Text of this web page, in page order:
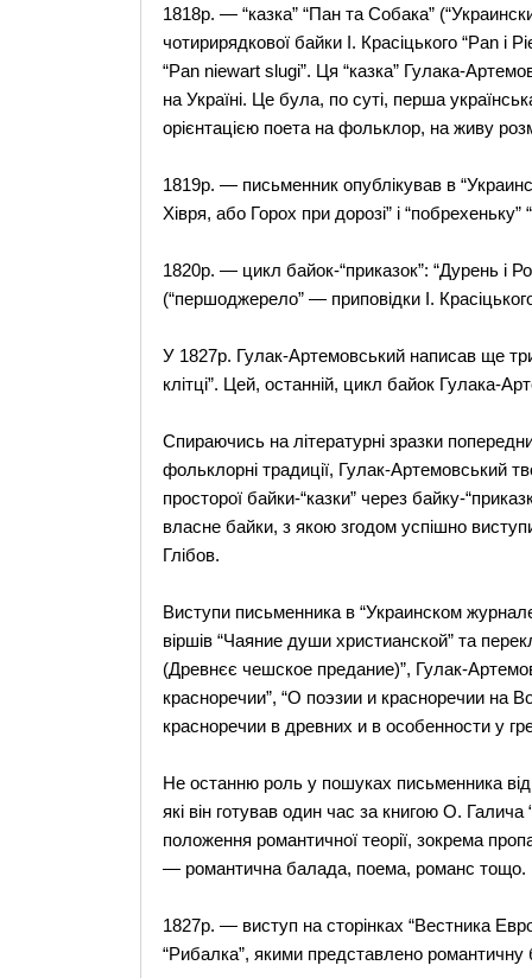
1818р. — “казка” “Пан та Собака”
чотирирядкової байки І. Красіцького “Pan і
“Pan niewart slugi”. Ця “казка” Гулака-
на Україні. Це була, по суті, перша
орієнтацією поета на фольклор, на живу
1819р. — письменник опублікував в
Хівря, або Горох при дорозі” і “побрехеньку”
1820р. — цикл байок-“приказок”: “Дурень і
(“першоджерело” — приповідки І.
У 1827р. Гулак-Артемовський написав ще
клітці”. Цей, останній, цикл байок Гулака-
Спираючись на літературні зразки
фольклорні традиції, Гулак-Артемовський
просторої байки-“казки” через байку-
власне байки, з якою згодом успішно
Глібов.
Виступи письменника в “Украинском
віршів “Чаяние души христианской” та
(Древнєє чешское предание)”, Гулак-
красноречии”, “О поэзии и красноречии на
красноречии в древних и в особенности у
Не останню роль у пошуках письменника
які він готував один час за книгою О.
положення романтичної теорії, зокрема
— романтична балада, поема, романс тощо.
1827р. — виступ на сторінках “Вестника
“Рибалка”, якими представлено романтичну